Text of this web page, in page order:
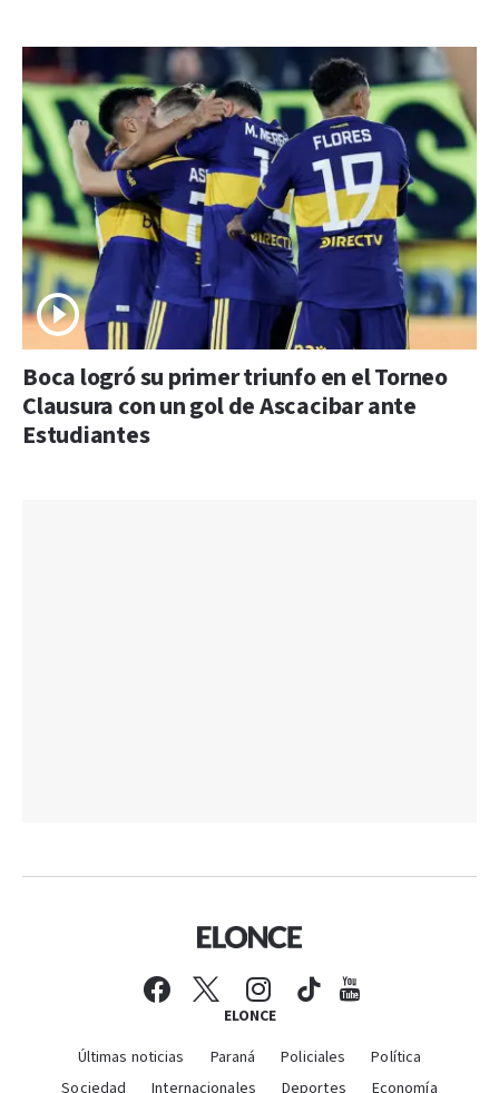
Boca logró su primer triunfo en el Torneo
Clausura con un gol de Ascacibar ante
Estudiantes
ELONCE
Últimas noticias Paraná Policiales
Política
Sociedad
Internacionales Deportes Economía